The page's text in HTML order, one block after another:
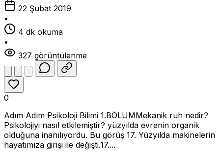
22 Şubat 2019
•
4 dk okuma
•
327 görüntülenme
0
Adım Adım Psikoloji Bilimi 1.BÖLÜMMekanik ruh nedir?
Psikolojiyi nasıl etkilemiştir? yüzyılda evrenin organik
olduğuna inanılıyordu. Bu görüş 17. Yüzyılda makinelerin
hayatımıza girişi ile değişti.17....